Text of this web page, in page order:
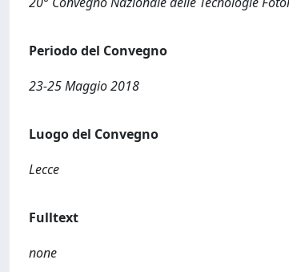
Periodo del Convegno
23-25 Maggio 2018
Luogo del Convegno
Lecce
Fulltext
none